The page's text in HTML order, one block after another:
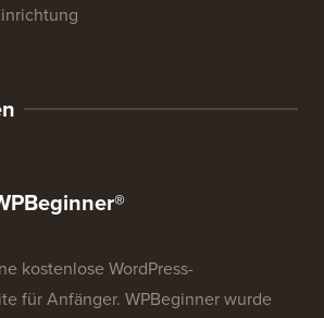
kostenlose WordPress-
für Anfänger. WPBeginner wurde